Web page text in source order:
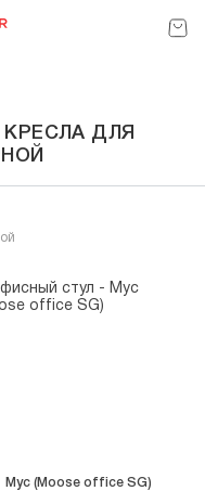
ДЛЯ
Мус (Moose office SG)